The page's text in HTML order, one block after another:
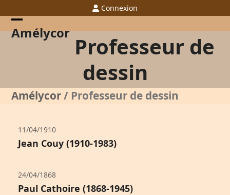
to
content
Connexion
Amélycor
Open
Close
Professeur de
dessin
Amélycor/ Professeur de dessin
11/04/1910
Jean Couy (1910-1983)
24/04/1868
Paul Cathoire (1868-1945)